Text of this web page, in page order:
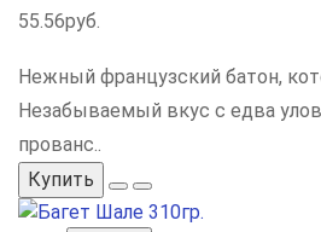
55.56руб.
Нежный французский батон,
Незабываемый вкус с едва
прованс..
Купить